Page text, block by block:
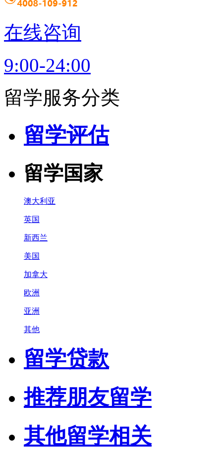
在线咨询
9:00-24:00
留学服务分类
留学评估
留学国家
澳大利亚
英国
新西兰
美国
加拿大
欧洲
亚洲
其他
留学贷款
推荐朋友留学
其他留学相关